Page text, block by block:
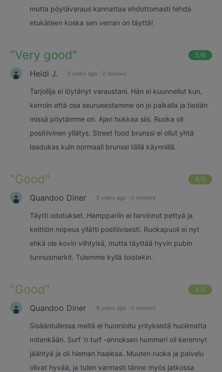
mutta pöytävaraus kannattaa ehdottomasti tehdä
etukäteen koska sen verran on täyttä!
"Very good" 5/6
Heidi J. 9 years ago · 2 reviews
Tarjoilija ei löytänyt varaustani. Hän ei kuunnellut kun,
kerroin että osa seurueestamme on jo paikalla ja tiedän
missä pöytämme on. Ajan hukkaa siis. Ruoka oli
positiivinen yllätys. Street food brunssi ei ollut yhtä
laadukas kuin normaali brunssi tällä käynnillä.
"Good" 4/6
Quandoo Diner 9 years ago · 0 reviews
Täytti odotukset. Hamppariin ei tarvinnut pettyä ja
keittiön nopeus yllätti positiivisesti. Ruokapuoli ei nyt
ehkä ole kovin viihtyisä, mutta täyttää hyvin pubin
tunnusmerkit. Tulemme kyllä toistekin.
"Good" 4/6
Quandoo Diner 9 years ago · 0 reviews
Sisääntullessa meitä ei huomioitu yrityksistä huolimatta
mitenkään. Surf 'n turf -annoksen hummeri oli kerennyt
jäähtyä ja oli hieman haaleaa. Muuten ruoka ja palvelu
olivat hyvää, ja tulen varmasti tänne myös jatkossa